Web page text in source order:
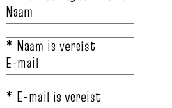
Naam
* Naam is vereist
E-mail
* E-mail is vereist